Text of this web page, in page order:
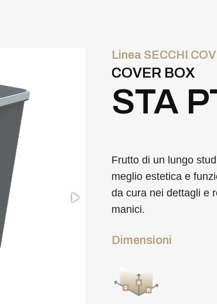
Linea SECCHI
COVER BOX
STA
Frutto di un lungo
meglio estetica e
da cura nei dettagli e
manici.
Dimensioni